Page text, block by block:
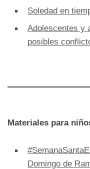
Soledad en
Adolescentes y
posibles
Materiales para
Domingo de